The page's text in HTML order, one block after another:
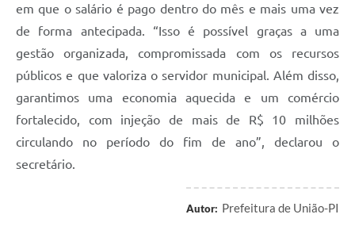
em que o salário é pago dentro do mês e mais uma vez
de forma antecipada. “Isso é possível graças a uma
gestão organizada, compromissada com os recursos
públicos e que valoriza o servidor municipal. Além disso,
garantimos uma economia aquecida e um comércio
fortalecido, com injeção de mais de R$ 10 milhões
circulando no período do fim de ano”, declarou o
secretário.
Autor: Prefeitura de União-PI